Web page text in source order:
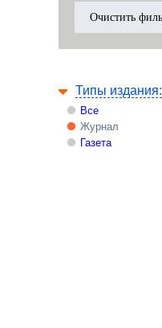
Типы издания:
Все
Журнал
Газета